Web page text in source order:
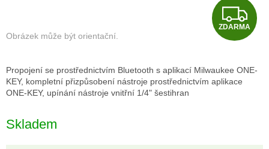
Z
D
A
ZDARMA
Propojení se prostřednictvím Bluetooth s aplikací Milwaukee ONE-
KEY, kompletní přizpůsobení nástroje prostřednictvím aplikace
ONE-KEY, upínání nástroje vnitřní 1/4" šestihran
Skladem